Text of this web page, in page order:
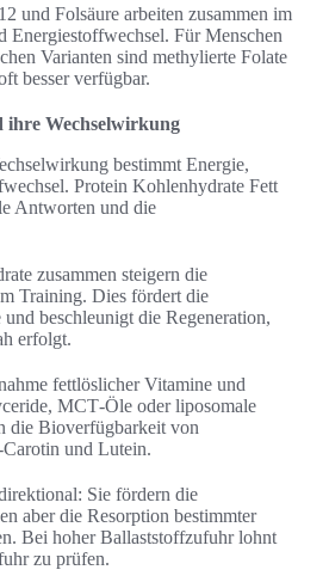
und Folsäure arbeiten zusammen im
Energiestoffwechsel. Für Menschen
Varianten sind methylierte Folate
besser verfügbar.
Wechselwirkung
bestimmt Energie,
Protein Kohlenhydrate Fett
Antworten und die
zusammen steigern die
Training. Dies fördert die
beschleunigt die Regeneration,
erfolgt.
fettlöslicher Vitamine und
MCT‑Öle oder liposomale
die Bioverfügbarkeit von
und Lutein.
Sie fördern die
aber die Resorption bestimmter
Bei hoher Ballaststoffzufuhr lohnt
zu prüfen.